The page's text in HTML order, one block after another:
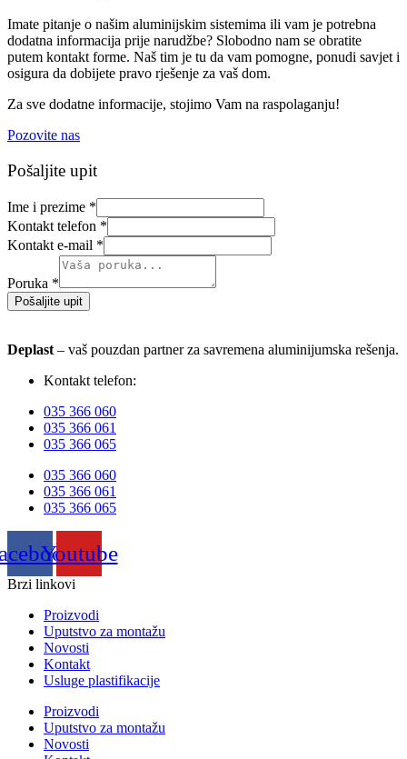
Imate pitanje o našim aluminijskim sistemima ili vam je potrebna
dodatna informacija prije narudžbe? Slobodno nam se obratite
putem kontakt forme. Naš tim je tu da vam pomogne, ponudi savjet i
osigura da dobijete pravo rješenje za vaš dom.
Za sve dodatne informacije, stojimo Vam na raspolaganju!
Pozovite nas
Pošaljite upit
Ime i prezime *
Kontakt telefon *
Kontakt e-mail *
Poruka *
Pošaljite upit
Deplast – vaš pouzdan partner za savremena aluminijumska rešenja.
Kontakt telefon:
035 366 060
035 366 061
035 366 065
035 366 060
035 366 061
035 366 065
Youtube
Brzi linkovi
Proizvodi
Uputstvo za montažu
Novosti
Kontakt
Usluge plastifikacije
Proizvodi
Uputstvo za montažu
Novosti